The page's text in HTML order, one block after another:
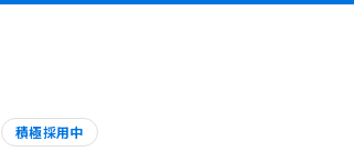
積極採用中